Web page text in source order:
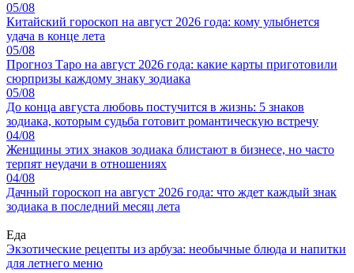
05/08
Китайский гороскоп на август 2026 года: кому улыбнется
удача в конце лета
05/08
Прогноз Таро на август 2026 года: какие карты приготовили
сюрпризы каждому знаку зодиака
05/08
До конца августа любовь постучится в жизнь: 5 знаков
зодиака, которым судьба готовит романтическую встречу
04/08
Женщины этих знаков зодиака блистают в бизнесе, но часто
терпят неудачи в отношениях
04/08
Дачный гороскоп на август 2026 года: что ждет каждый знак
зодиака в последний месяц лета
Еда
Экзотические рецепты из арбуза: необычные блюда и напитки
для летнего меню